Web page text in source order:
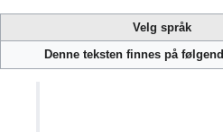
til
navigering
til
Velg språk
Denne teksten finnes på